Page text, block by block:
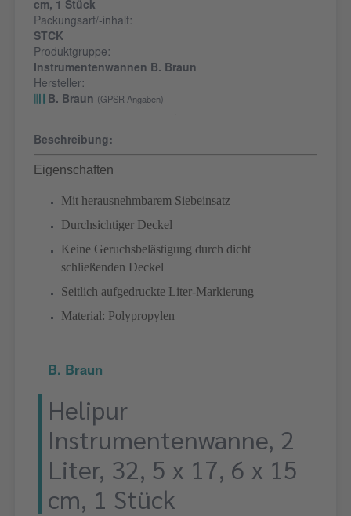
cm, 1 Stück
Packungsart/-inhalt:
STCK
Produktgruppe:
Instrumentenwannen B. Braun
Hersteller:
B. Braun
(GPSR Angaben)
Beschreibung:
Eigenschaften
Mit herausnehmbarem Siebeinsatz
Durchsichtiger Deckel
Keine Geruchsbelästigung durch dicht
schließenden Deckel
Seitlich aufgedruckte Liter-Markierung
Material: Polypropylen
B. Braun
Helipur
Instrumentenwanne, 2
Liter, 32, 5 x 17, 6 x 15
cm, 1 Stück